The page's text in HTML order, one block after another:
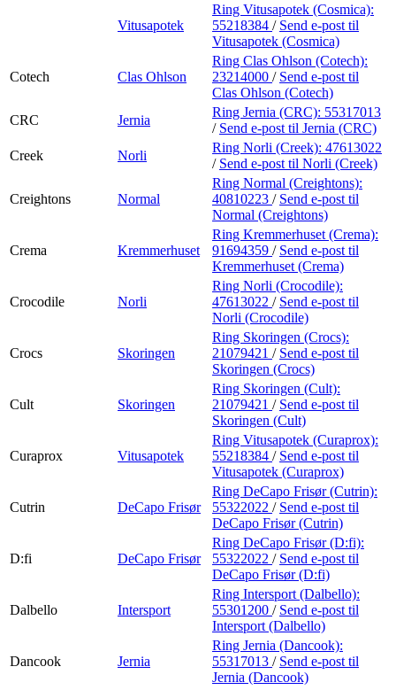
Vitusapotek
Ring Vitusapotek (Cosmica):
55218384 / Send e-post til
Vitusapotek (Cosmica)
Cotech Clas Ohlson
Ring Clas Ohlson (Cotech):
23214000 / Send e-post til
Clas Ohlson (Cotech)
CRC
Jernia
Ring Jernia (CRC): 55317013
/ Send e-post til Jernia (CRC)
Creek
Norli
Ring Norli (Creek): 47613022
/ Send e-post til Norli (Creek)
Creightons Normal
Ring Normal (Creightons):
40810223 / Send e-post til
Normal (Creightons)
Crema Kremmerhuset
Ring Kremmerhuset (Crema):
91694359 / Send e-post til
Kremmerhuset (Crema)
Crocodile Norli
Ring Norli (Crocodile):
47613022 / Send e-post til
Norli (Crocodile)
Crocs Skoringen
Ring Skoringen (Crocs):
21079421 / Send e-post til
Skoringen (Crocs)
Cult Skoringen
Ring Skoringen (Cult):
21079421 / Send e-post til
Skoringen (Cult)
Curaprox Vitusapotek
Ring Vitusapotek (Curaprox):
55218384 / Send e-post til
Vitusapotek (Curaprox)
Cutrin DeCapo Frisør
Ring DeCapo Frisør (Cutrin):
55322022 / Send e-post til
DeCapo Frisør (Cutrin)
D:fi DeCapo Frisør
Ring DeCapo Frisør (D:fi):
55322022 / Send e-post til
DeCapo Frisør (D:fi)
Dalbello Intersport
Ring Intersport (Dalbello):
55301200 / Send e-post til
Intersport (Dalbello)
Dancook Jernia
Ring Jernia (Dancook):
55317013 / Send e-post til
Jernia (Dancook)